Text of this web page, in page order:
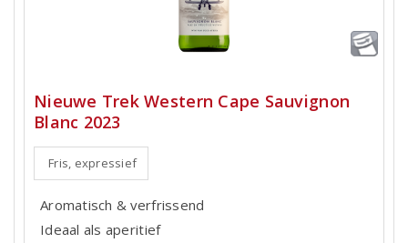
Nieuwe Trek Western Cape Sauvignon
Blanc 2023
Fris, expressief
Aromatisch & verfrissend
Ideaal als aperitief